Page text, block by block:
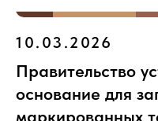
10.03.2026
Правительство
основание для
маркированных